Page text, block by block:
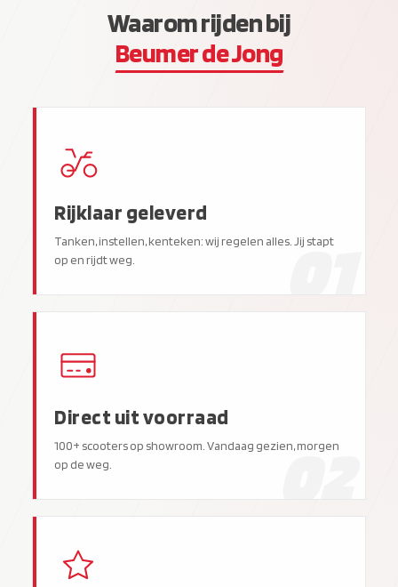
Waarom rijden bij
Beumer de Jong
Rijklaar geleverd
Tanken, instellen, kenteken: wij regelen alles. Jij stapt
op en rijdt weg.
01
Direct uit voorraad
100+ scooters op showroom. Vandaag gezien, morgen
op de weg.
02